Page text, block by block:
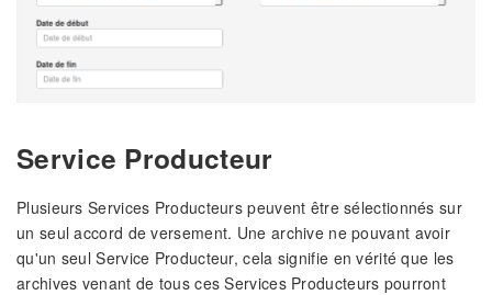
Service Producteur
Plusieurs Services Producteurs peuvent être sélectionnés sur
un seul accord de versement. Une archive ne pouvant avoir
qu'un seul Service Producteur, cela signifie en vérité que les
archives venant de tous ces Services Producteurs pourront